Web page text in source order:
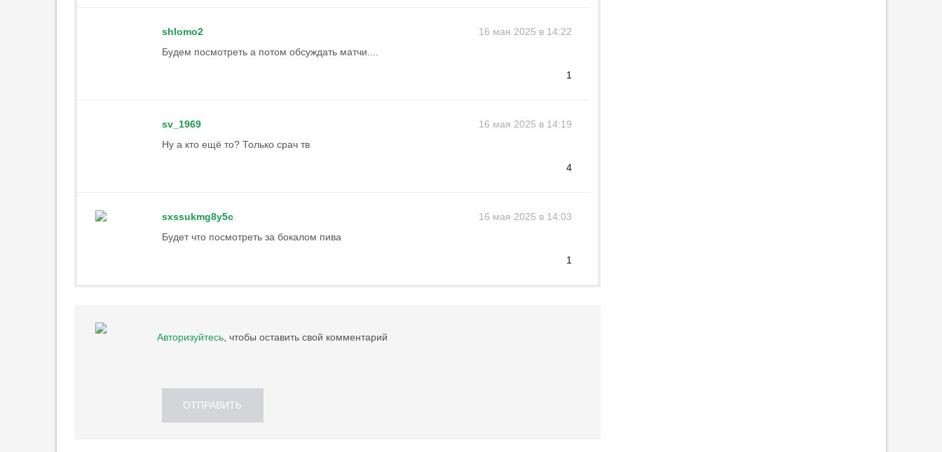
shlomo2
16 мая 2025 в 14:22
Будем посмотреть а потом обсуждать матчи....
1
sv_1969
16 мая 2025 в 14:19
Ну а кто ещё то? Только срач тв
4
sxssukmg8y5c
16 мая 2025 в 14:03
Будет что посмотреть за бокалом пива
1
Авторизуйтесь, чтобы оставить свой комментарий
ОТПРАВИТЬ